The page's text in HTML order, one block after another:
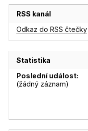
RSS kanál
Odkaz do RSS čtečky
Statistika
Poslední událost:
(žádný záznam)